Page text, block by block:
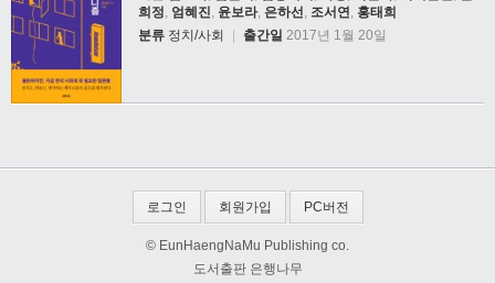
희정, 엄혜진, 윤보라, 은하선, 조서연, 홍태희
분류 정치/사회 출간일 2017년 1월 20일
로그인 회원가입 PC버전
© EunHaengNaMu Publishing co.
도서출판 은행나무